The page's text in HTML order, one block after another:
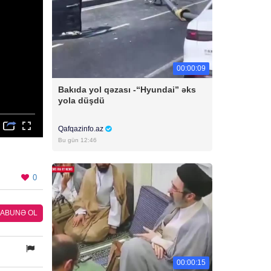
0
ABUNƏ OL
00:00:09
Bakıda yol qəzası -“Hyundai” əks
yola düşdü
Qafqazinfo.az
Bu gün 12:46
00:00:15